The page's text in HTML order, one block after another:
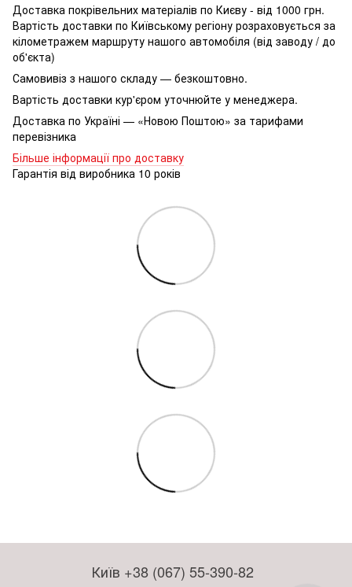
Доставка покрівельних матеріалів по Києву - від 1000 грн.
Вартість доставки по Київському регіону розраховується за
кілометражем маршруту нашого автомобіля (від заводу / до
об'єкта)
Самовивіз з нашого складу — безкоштовно.
Вартість доставки кур'єром уточнюйте у менеджера.
Доставка по Україні — «Новою Поштою» за тарифами
перевізника
Більше інформації про доставку
Гарантія від виробника 10 років
Київ +38 (067) 55-390-82